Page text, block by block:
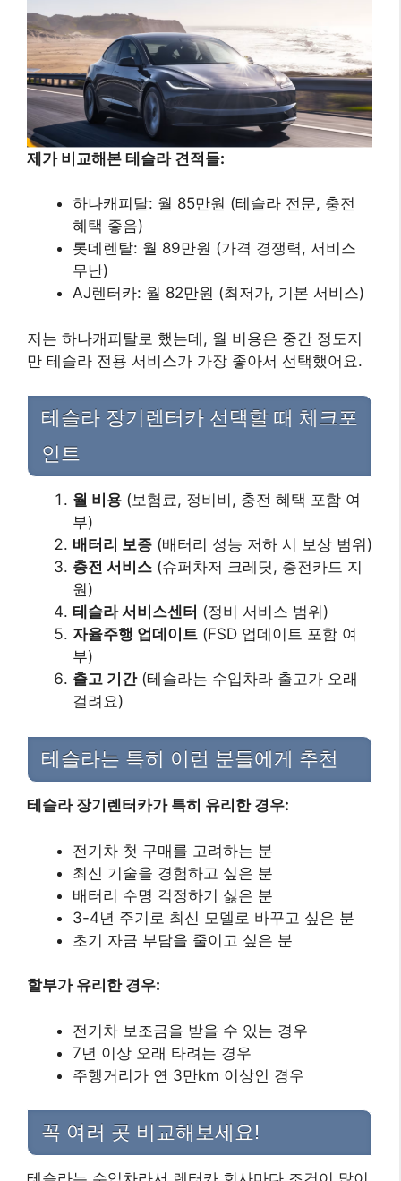
제가 비교해본 테슬라 견적들:
하나캐피탈: 월 85만원 (테슬라 전문, 충전
혜택 좋음)
롯데렌탈: 월 89만원 (가격 경쟁력, 서비스
무난)
AJ렌터카: 월 82만원 (최저가, 기본 서비스)
저는 하나캐피탈로 했는데, 월 비용은 중간 정도지
만 테슬라 전용 서비스가 가장 좋아서 선택했어요.
테슬라 장기렌터카 선택할 때 체크포
인트
월 비용 (보험료, 정비비, 충전 혜택 포함 여
부)
배터리 보증 (배터리 성능 저하 시 보상 범위)
충전 서비스 (슈퍼차저 크레딧, 충전카드 지
원)
테슬라 서비스센터 (정비 서비스 범위)
자율주행 업데이트 (FSD 업데이트 포함 여
부)
출고 기간(테슬라는 수입차라 출고가 오래
걸려요)
테슬라는 특히 이런 분들에게 추천
테슬라 장기렌터카가 특히 유리한 경우:
전기차 첫 구매를 고려하는 분
최신 기술을 경험하고 싶은 분
배터리 수명 걱정하기 싫은 분
3-4년 주기로 최신 모델로 바꾸고 싶은 분
초기 자금 부담을 줄이고 싶은 분
할부가 유리한 경우:
전기차 보조금을 받을 수 있는 경우
7년 이상 오래 타려는 경우
주행거리가 연 3만km 이상인 경우
꼭 여러 곳 비교해보세요!